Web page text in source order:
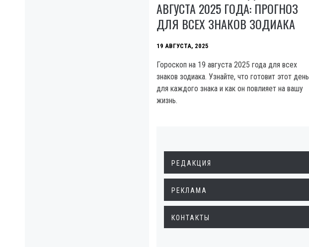
АВГУСТА 2025 ГОДА: ПРОГНОЗ
ДЛЯ ВСЕХ ЗНАКОВ ЗОДИАКА
19 АВГУСТА, 2025
Гороскоп на 19 августа 2025 года для всех
знаков зодиака. Узнайте, что готовит этот день
для каждого знака и как он повлияет на вашу
жизнь.
РЕДАКЦИЯ
РЕКЛАМА
КОНТАКТЫ